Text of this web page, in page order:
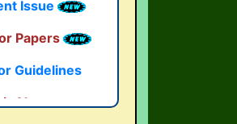
Papers
Guidelines
Abstract
Statement